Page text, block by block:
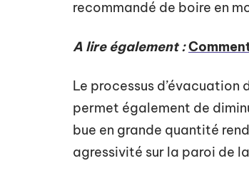
recommandé de boire en
A lire également :
Le processus d’évacuation
permet également de
bue en grande quantité
agressivité sur la paroi de